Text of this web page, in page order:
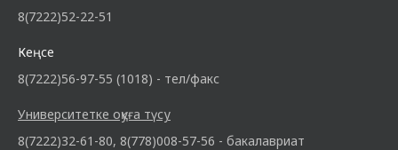
8(7222)52-22-51
Кеңсе
8(7222)56-97-55 (1018) - тел/факс
Университетке оқуға түсу
8(7222)32-61-80, 8(778)008-57-56 - бакалавриат